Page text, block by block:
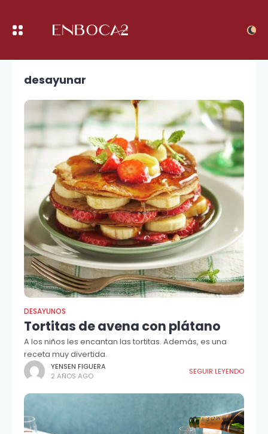
desayunar
DESAYUNOS
Tortitas de avena con plátano
A los niños les encantan las tortitas. Además, es una
receta muy divertida.
YENSEN FIGUERA
2 AÑOS AGO
SEGUIR LEYENDO